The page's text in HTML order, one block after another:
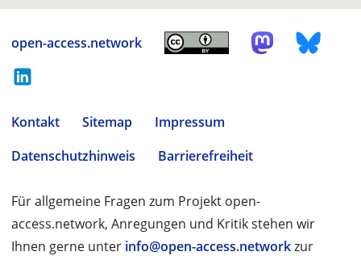
open-access.network
Kontakt Sitemap
Impressum
Datenschutzhinweis
Barrierefreiheit
Für allgemeine Fragen zum Projekt open-
access.network, Anregungen und Kritik stehen wir
Ihnen gerne unter info@open-access.networkzur